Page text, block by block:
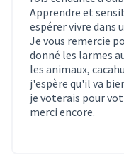
Apprendre et
espérer vivre dans
Je vous remercie
donné les larmes
les animaux,
j'espère qu'il va
je voterais pour
merci encore.